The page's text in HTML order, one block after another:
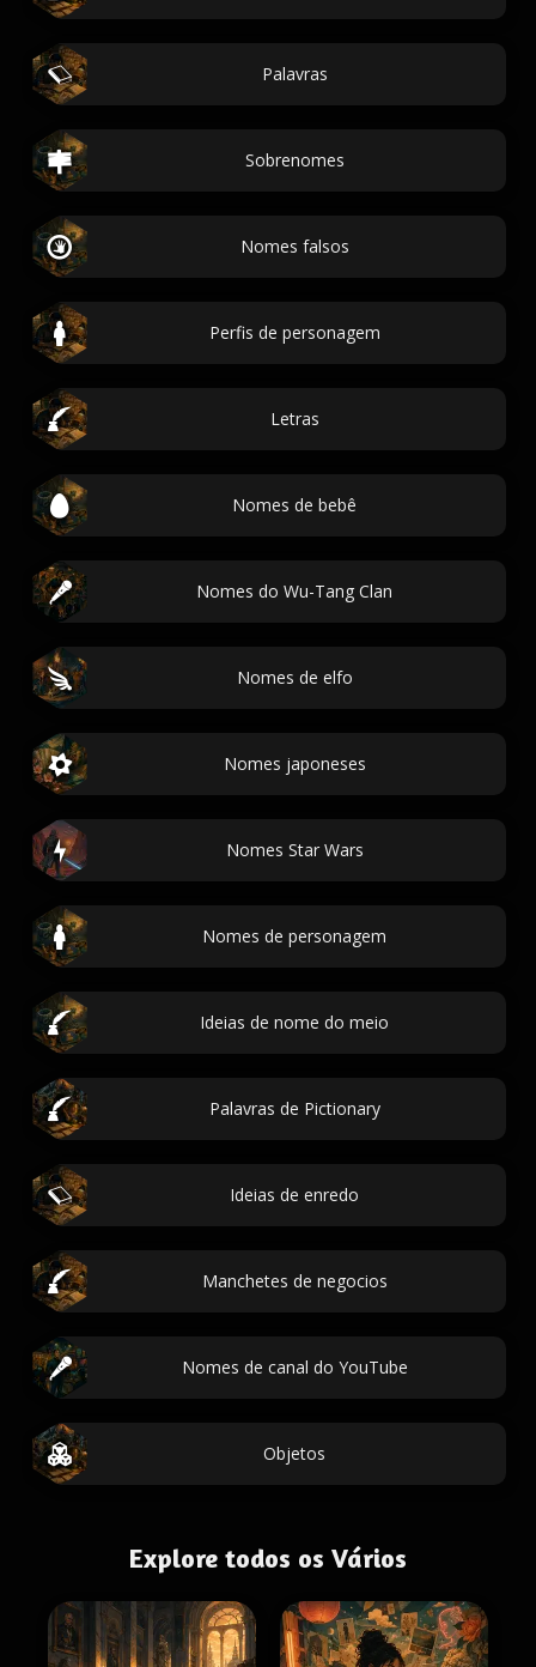
Palavras
Sobrenomes
Nomes falsos
Perfis de personagem
Letras
Nomes de bebê
Nomes do Wu-Tang Clan
Nomes de elfo
Nomes japoneses
Nomes Star Wars
Nomes de personagem
Ideias de nome do meio
Palavras de Pictionary
Ideias de enredo
Manchetes de negocios
Nomes de canal do YouTube
Objetos
Explore todos os Vários